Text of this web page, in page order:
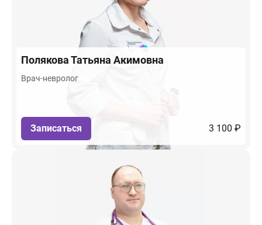
ПоляковаТатьяна Акимовна
Врач-невролог
Записаться 3 100 ₽